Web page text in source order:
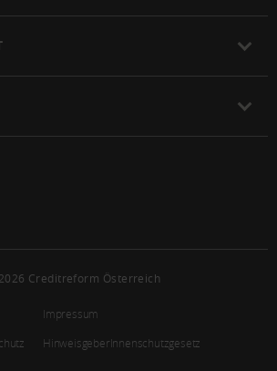
Creditreform Österreich
Impressum
HinweisgeberInnenschutzgesetz